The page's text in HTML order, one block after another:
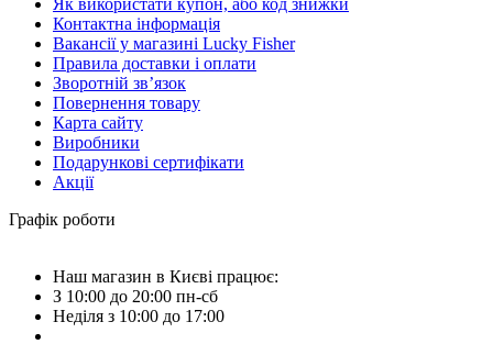
Контактна інформація
Вакансії у магазині Lucky Fisher
Правила доставки і оплати
Зворотній зв’язок
Повернення товару
Карта сайту
Виробники
Подарункові сертифікати
Акції
Графік роботи
Наш магазин в Києві працює:
З 10:00 до 20:00 пн-сб
Неділя з 10:00 до 17:00